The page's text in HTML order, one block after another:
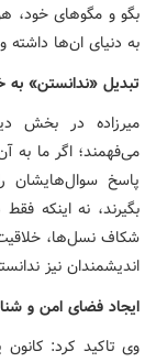
بگو و مگوهای خود،
به دنیای ان‌ها داشته
تبدیل «ندانستن» به
میرزاده در بخش
می‌فهمند؛ اگر ما به
پاسخ سوال‌هایشان
بگیرند، نه اینکه
شکاف نسل‌ها،
اندیشمندان نیز
ایجاد فضای امن و
وی تاکید کرد: